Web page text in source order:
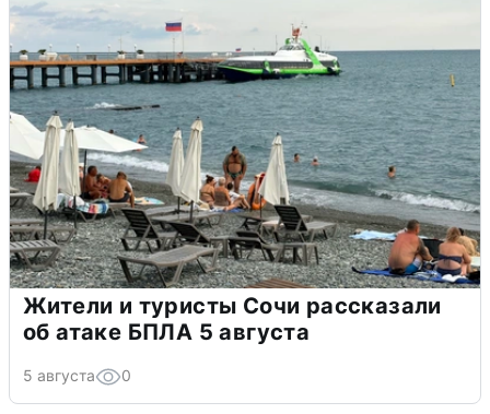
Жители и туристы Сочи рассказали
об атаке БПЛА 5 августа
5 августа 0